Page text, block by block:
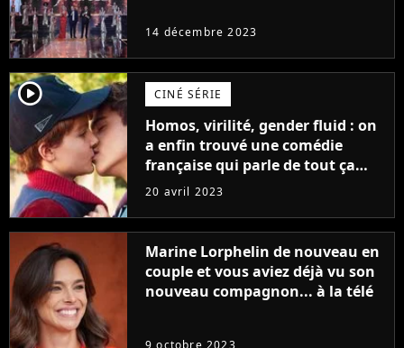
14 décembre 2023
player2 CINÉ SÉRIE
Homos, virilité, gender fluid : on
a enfin trouvé une comédie
française qui parle de tout ça
sans être super ringarde
20 avril 2023
Marine Lorphelin de nouveau en
couple et vous aviez déjà vu son
nouveau compagnon... à la télé
9 octobre 2023